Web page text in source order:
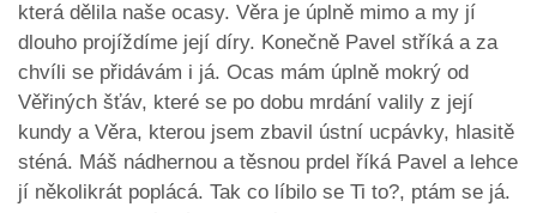
která dělila naše ocasy. Věra je úplně mimo a my jí
dlouho projíždíme její díry. Konečně Pavel stříká a za
chvíli se přidávám i já. Ocas mám úplně mokrý od
Věřiných šťáv, které se po dobu mrdání valily z její
kundy a Věra, kterou jsem zbavil ústní ucpávky, hlasitě
sténá. Máš nádhernou a těsnou prdel říká Pavel a lehce
jí několikrát poplácá. Tak co líbilo se Ti to?, ptám se já.